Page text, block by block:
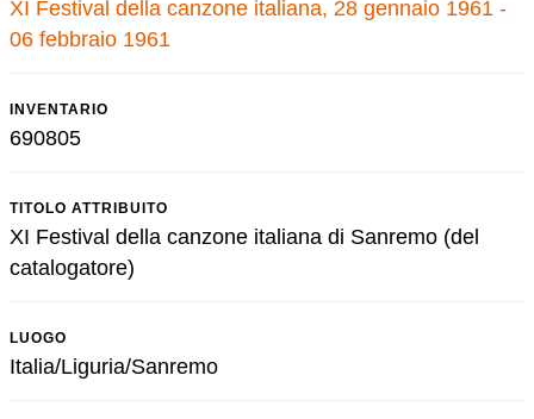
XI Festival della canzone italiana, 28 gennaio 1961 -
06 febbraio 1961
INVENTARIO
690805
TITOLO ATTRIBUITO
XI Festival della canzone italiana di Sanremo (del
catalogatore)
LUOGO
Italia/Liguria/Sanremo